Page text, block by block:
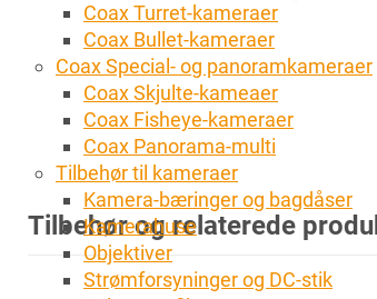
Coax Turret-kameraer
Coax Bullet-kameraer
Coax Special- og panoramkameraer
Coax Skjulte-kameaer
Coax Fisheye-kameraer
Coax Panorama-multi
Tilbehør til kameraer
Kamera-bæringer og bagdåser
Kamerahuse
Objektiver
Strømforsyninger og DC-stik
Tilbehør og relaterede